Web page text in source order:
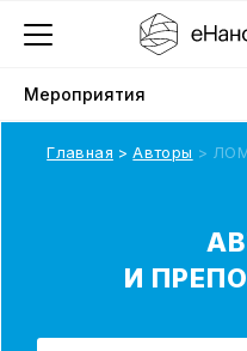
Мероприятия
О компании
Главная Авторы
И